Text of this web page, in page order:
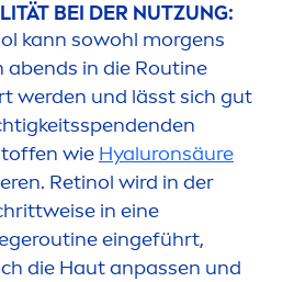
BEI DER NUTZUNG:
kann sowohl morgens
abends in die Routine
werden und lässt sich gut
wie Hyaluronsäure
Retinol wird in der
in eine
eingeführt,
die Haut anpassen und